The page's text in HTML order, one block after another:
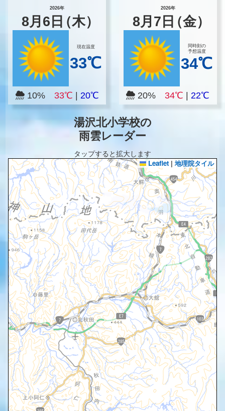
2026年
8月 6 日（木）
現在温度
33℃
10% 33℃ 20℃
2026年
8月 7 日（金）
同時刻の
予想温度
34℃
20%34℃ |22℃
湯沢北小学校の
雨雲レーダー
タップすると拡大します
Leaflet | 地理院タイル